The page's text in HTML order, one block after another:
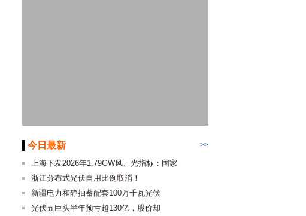
今日最新 >>
上海下发2026年1.79GW风、光指标：国家
浙江分布式光伏自用比例取消！
新疆电力和静抽蓄配套100万千瓦光伏
光伏五巨头半年预亏超130亿，股价却